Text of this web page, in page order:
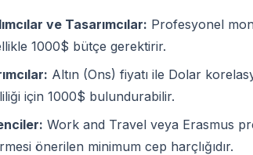
ve Tasarımcılar: Profesyonel
1000$ bütçe gerektirir.
Altın (Ons) fiyatı ile Dolar
için 1000$ bulundurabilir.
Work and Travel veya Erasmus
önerilen minimum cep harçlığıdır.